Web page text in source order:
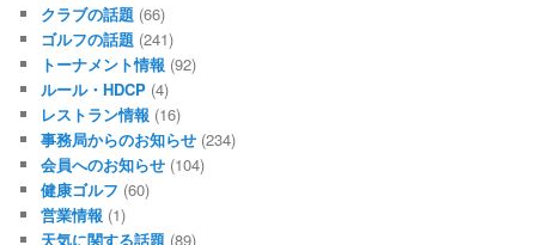
クラブの話題 (66)
ゴルフの話題 (241)
トーナメント情報 (92)
ルール・HDCP (4)
レストラン情報 (16)
事務局からのお知らせ (234)
会員へのお知らせ (104)
健康ゴルフ (60)
営業情報 (1)
天気に関する話題 (89)